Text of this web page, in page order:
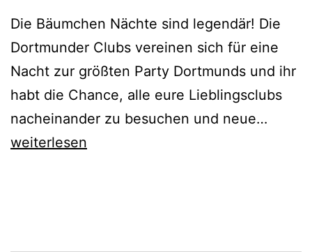
Die Bäumchen Nächte sind legendär! Die
Dortmunder Clubs vereinen sich für eine
Nacht zur größten Party Dortmunds und ihr
habt die Chance, alle eure Lieblingsclubs
nacheinander zu besuchen und neue…
weiterlesen